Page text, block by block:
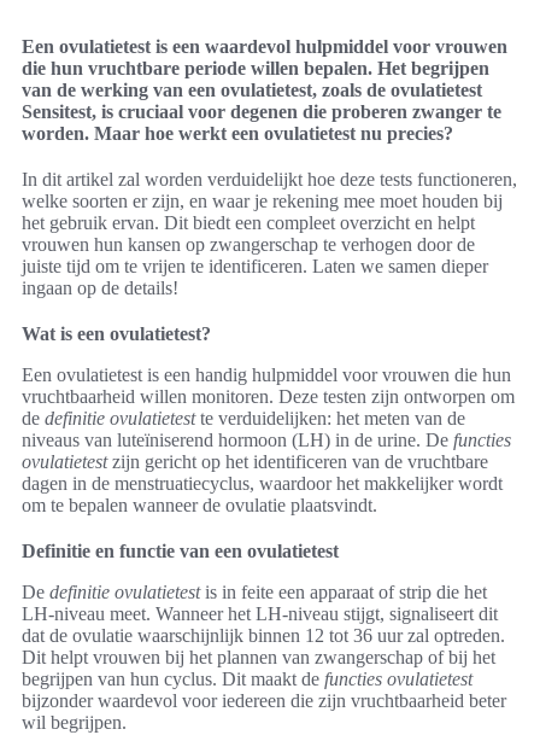
Een ovulatietest is een waardevol hulpmiddel voor vrouwen
die hun vruchtbare periode willen bepalen. Het begrijpen
van de werking van een ovulatietest, zoals de ovulatietest
Sensitest, is cruciaal voor degenen die proberen zwanger te
worden. Maar hoe werkt een ovulatietest nu precies?
In dit artikel zal worden verduidelijkt hoe deze tests functioneren,
welke soorten er zijn, en waar je rekening mee moet houden bij
het gebruik ervan. Dit biedt een compleet overzicht en helpt
vrouwen hun kansen op zwangerschap te verhogen door de
juiste tijd om te vrijen te identificeren. Laten we samen dieper
ingaan op de details!
Wat is een ovulatietest?
Een ovulatietest is een handig hulpmiddel voor vrouwen die hun
vruchtbaarheid willen monitoren. Deze testen zijn ontworpen om
de definitie ovulatietestte verduidelijken: het meten van de
niveaus van luteïniserend hormoon (LH) in de urine. De functies
ovulatietestzijn gericht op het identificeren van de vruchtbare
dagen in de menstruatiecyclus, waardoor het makkelijker wordt
om te bepalen wanneer de ovulatie plaatsvindt.
Definitie en functie van een ovulatietest
De definitie ovulatietestis in feite een apparaat of strip die het
LH-niveau meet. Wanneer het LH-niveau stijgt, signaliseert dit
dat de ovulatie waarschijnlijk binnen 12 tot 36 uur zal optreden.
Dit helpt vrouwen bij het plannen van zwangerschap of bij het
begrijpen van hun cyclus. Dit maakt de functies ovulatietest
bijzonder waardevol voor iedereen die zijn vruchtbaarheid beter
wil begrijpen.